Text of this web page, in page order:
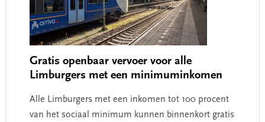
Gratis openbaar vervoer voor alle
Limburgers met een minimuminkomen
Alle Limburgers met een inkomen tot 100 procent
van het sociaal minimum kunnen binnenkort gratis